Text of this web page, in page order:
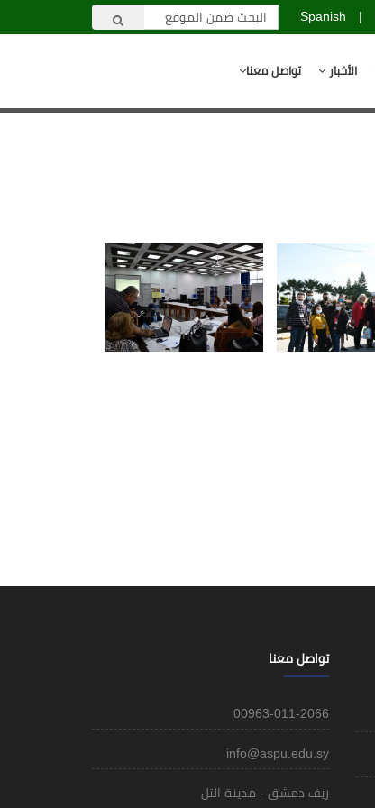
|
Spanish
الأخبار تواصل معنا
تواصل معنا
00963-011-2066
info@aspu.edu.sy
ريف دمشق - مدينة التل